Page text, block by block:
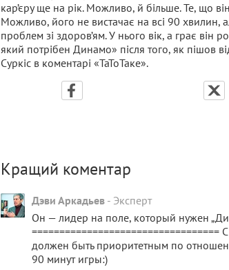
кар’єру ще на рік. Можливо, й більше. Те, що
Можливо, його не вистачає на всі 90 хвилин,
проблем зі здоров’ям. У нього вік, а грає він
який потрібен Динамо» після того, як пішов
Суркіс в коментарі «ТаТоТаке».
Кращий коментар
Дэви Аркадьев - Эксперт
Он — лидер на поле, который нужен
должен быть приоритетным по
90 минут игры:)